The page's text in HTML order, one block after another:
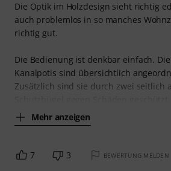
Die Optik im Holzdesign sieht richtig
auch problemlos in so manches
richtig gut.
Die Bedienung ist denkbar einfach.
Kanalpotis sind übersichtlich
Zusätzlich sind sie durch zwei seitlich
Mehr anzeigen
7 3 BEWERTUNG MELDEN